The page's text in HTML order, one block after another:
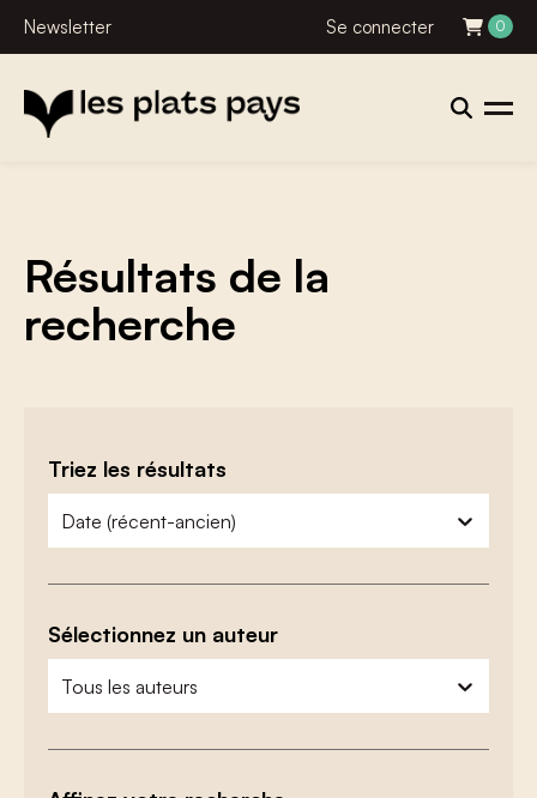
Newsletter Se connecter 0
Résultats de la
recherche
Triez les résultats
zoeken - sorteer
trier le contenu
Sélectionnez un auteur
zoeken - auteurs
sélectionnez le contenu